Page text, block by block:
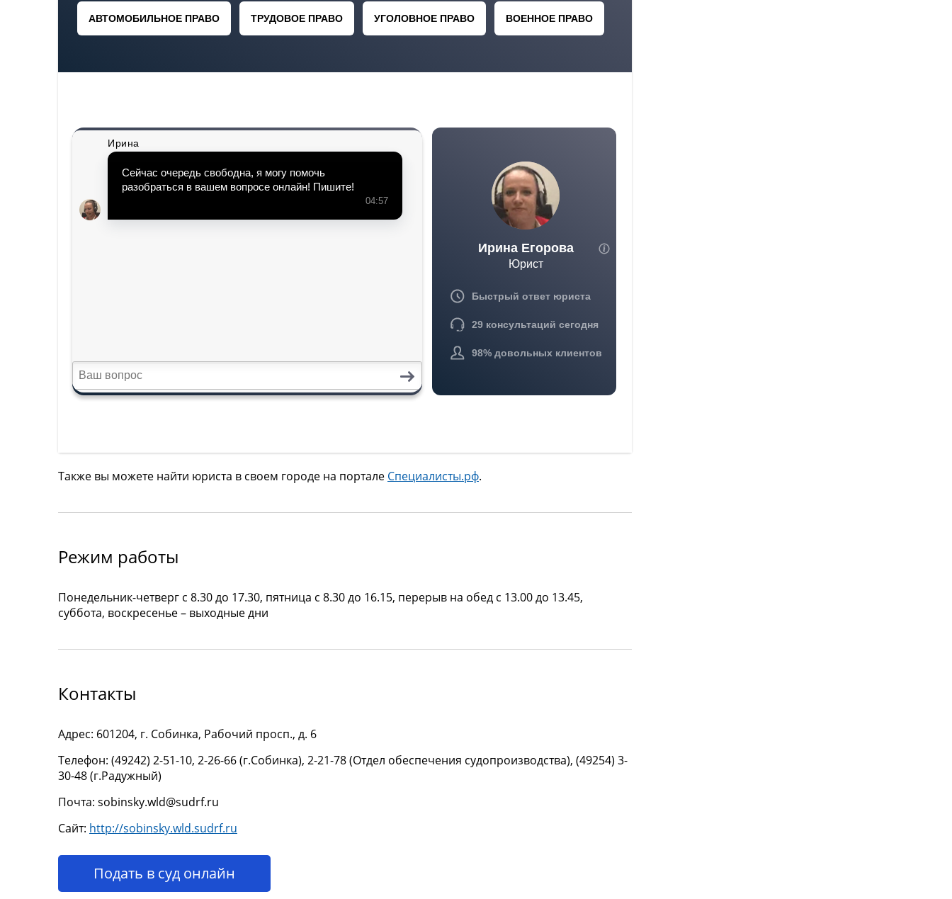
Также вы можете найти юриста в своем городе на портале Специалисты.рф.
Режим работы
Понедельник-четверг с 8.30 до 17.30, пятница с 8.30 до 16.15, перерыв на обед с 13.00 до 13.45,
суббота, воскресенье – выходные дни
Контакты
Адрес: 601204, г. Собинка, Рабочий просп., д. 6
Телефон: (49242) 2-51-10, 2-26-66 (г.Собинка), 2-21-78 (Отдел обеспечения судопроизводства), (49254) 3-
30-48 (г.Радужный)
Почта: sobinsky.wld@sudrf.ru
Сайт: http://sobinsky.wld.sudrf.ru
Подать в суд онлайн